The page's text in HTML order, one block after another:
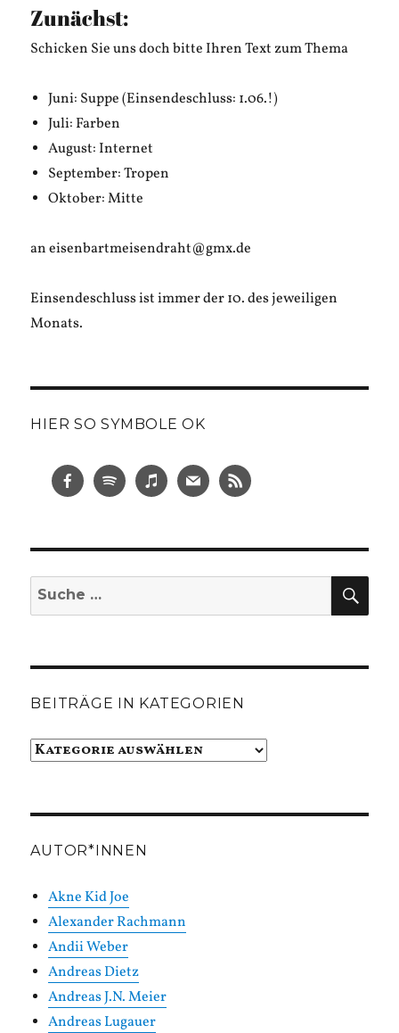
Zunächst:
Schicken Sie uns doch bitte Ihren Text zum Thema
Juni: Suppe (Einsendeschluss: 1.06.!)
Juli: Farben
August: Internet
September: Tropen
Oktober: Mitte
an eisenbartmeisendraht@gmx.de
Einsendeschluss ist immer der 10. des jeweiligen
Monats.
HIER SO SYMBOLE OK
Suche
nach:
BEITRÄGE IN KATEGORIEN
Beiträge
AUTOR*INNEN
Akne Kid Joe
Alexander Rachmann
Andii Weber
Andreas Dietz
Andreas J.N. Meier
Andreas Lugauer